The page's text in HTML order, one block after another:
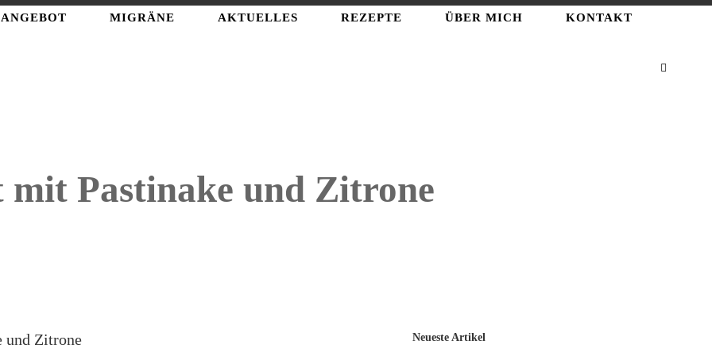
ANGEBOT MIGRÄNE AKTUELLES REZEPTE ÜBER MICH KONTAKT
mit Pastinake und Zitrone
Neueste Artikel